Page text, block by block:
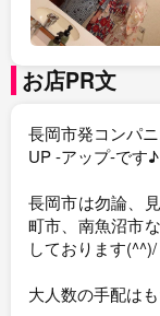
お店PR文
長岡市発コンパ
UP -アップ-です♪
長岡市は勿論、
町市、南魚沼市
しております(^^)/
大人数の手配は